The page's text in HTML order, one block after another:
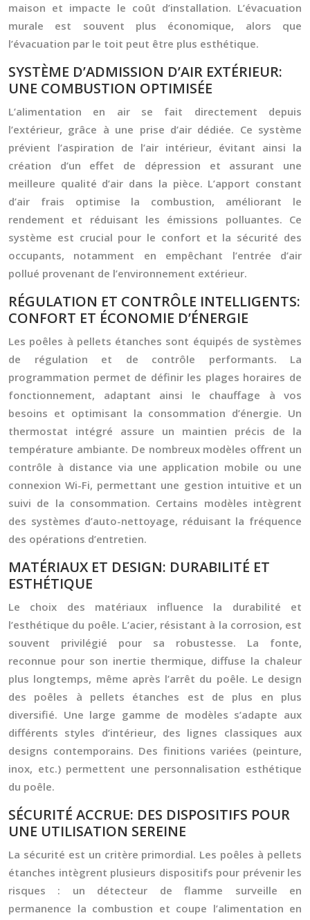
maison et impacte le coût d’installation. L’évacuation
murale est souvent plus économique, alors que
l’évacuation par le toit peut être plus esthétique.
SYSTÈME D’ADMISSION D’AIR EXTÉRIEUR:
UNE COMBUSTION OPTIMISÉE
L’alimentation en air se fait directement depuis
l’extérieur, grâce à une prise d’air dédiée. Ce système
prévient l’aspiration de l’air intérieur, évitant ainsi la
création d’un effet de dépression et assurant une
meilleure qualité d’air dans la pièce. L’apport constant
d’air frais optimise la combustion, améliorant le
rendement et réduisant les émissions polluantes. Ce
système est crucial pour le confort et la sécurité des
occupants, notamment en empêchant l’entrée d’air
pollué provenant de l’environnement extérieur.
RÉGULATION ET CONTRÔLE INTELLIGENTS:
CONFORT ET ÉCONOMIE D’ÉNERGIE
Les poêles à pellets étanches sont équipés de systèmes
de régulation et de contrôle performants. La
programmation permet de définir les plages horaires de
fonctionnement, adaptant ainsi le chauffage à vos
besoins et optimisant la consommation d’énergie. Un
thermostat intégré assure un maintien précis de la
température ambiante. De nombreux modèles offrent un
contrôle à distance via une application mobile ou une
connexion Wi-Fi, permettant une gestion intuitive et un
suivi de la consommation. Certains modèles intègrent
des systèmes d’auto-nettoyage, réduisant la fréquence
des opérations d’entretien.
MATÉRIAUX ET DESIGN: DURABILITÉ ET
ESTHÉTIQUE
Le choix des matériaux influence la durabilité et
l’esthétique du poêle. L’acier, résistant à la corrosion, est
souvent privilégié pour sa robustesse. La fonte,
reconnue pour son inertie thermique, diffuse la chaleur
plus longtemps, même après l’arrêt du poêle. Le design
des poêles à pellets étanches est de plus en plus
diversifié. Une large gamme de modèles s’adapte aux
différents styles d’intérieur, des lignes classiques aux
designs contemporains. Des finitions variées (peinture,
inox, etc.) permettent une personnalisation esthétique
du poêle.
SÉCURITÉ ACCRUE: DES DISPOSITIFS POUR
UNE UTILISATION SEREINE
La sécurité est un critère primordial. Les poêles à pellets
étanches intègrent plusieurs dispositifs pour prévenir les
risques : un détecteur de flamme surveille en
permanence la combustion et coupe l’alimentation en